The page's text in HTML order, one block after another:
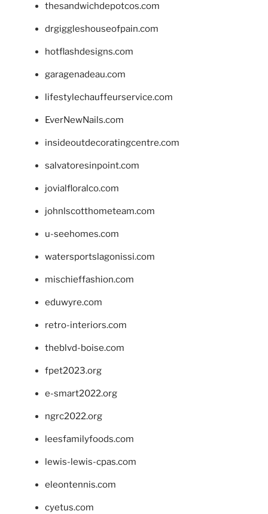
thesandwichdepotcos.com
drgiggleshouseofpain.com
hotflashdesigns.com
garagenadeau.com
lifestylechauffeurservice.com
EverNewNails.com
insideoutdecoratingcentre.com
salvatoresinpoint.com
jovialfloralco.com
johnlscotthometeam.com
u-seehomes.com
watersportslagonissi.com
mischieffashion.com
eduwyre.com
retro-interiors.com
theblvd-boise.com
fpet2023.org
e-smart2022.org
ngrc2022.org
leesfamilyfoods.com
lewis-lewis-cpas.com
eleontennis.com
cyetus.com